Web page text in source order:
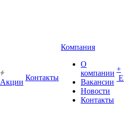
Акции
Контакты
Компания
О
компании
Вакансии
Новости
Контакты
+